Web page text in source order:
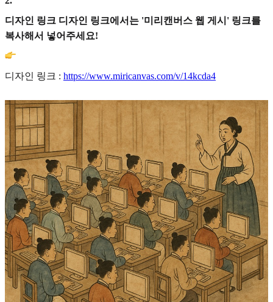
디자인 링크 디자인 링크에서는 '미리캔버스 웹 게시' 링크를
복사해서 넣어주세요!
디자인 링크 : https://www.miricanvas.com/v/14kcda4